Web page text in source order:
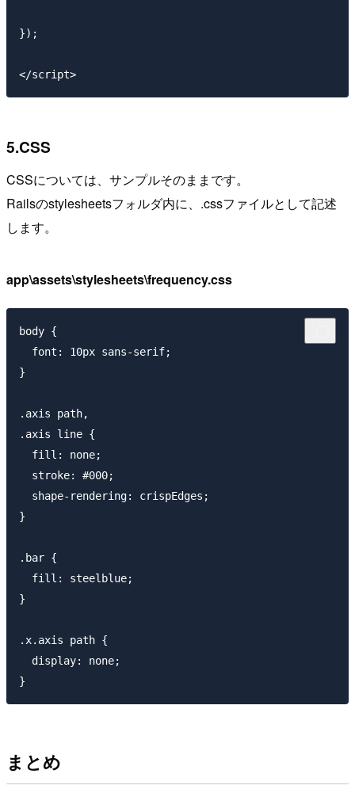
});
5.CSS
CSSについては、サンプルそのままです。
Railsのstylesheetsフォルダ内に、.cssファイルとして記述
します。
app\assets\stylesheets\frequency.css
body {
  font: 10px sans-serif;
}
.axis path,
.axis line {
  fill: none;
  stroke: #000;
  shape-rendering: crispEdges;
}
.bar {
  fill: steelblue;
}
.x.axis path {
  display: none;
まとめ